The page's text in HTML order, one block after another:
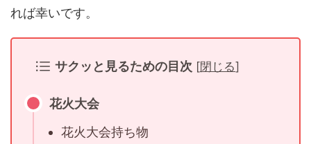
れば幸いです。
サクッと見るための目次 [閉じる]
花火大会
花火大会持ち物